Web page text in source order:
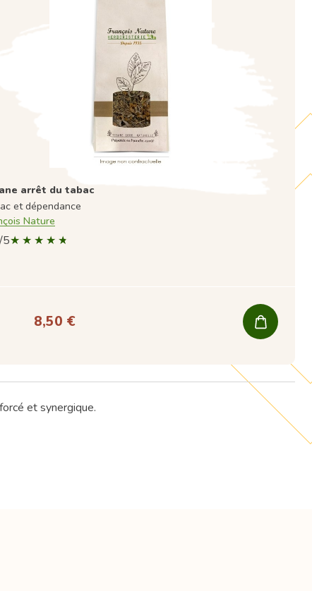
arrêt du tabac
et dépendance
Nature
5
8,50 €
et synergique.